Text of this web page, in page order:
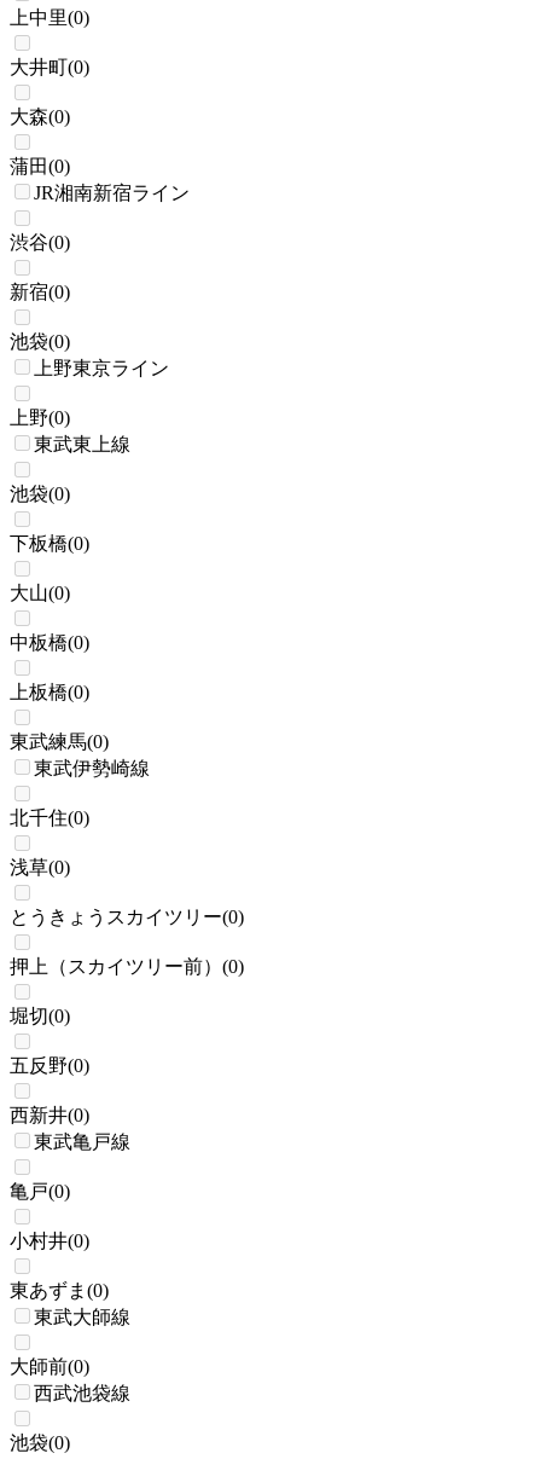
上中里(0)
大井町(0)
大森(0)
蒲田(0)
JR湘南新宿ライン
渋谷(0)
新宿(0)
池袋(0)
上野東京ライン
上野(0)
東武東上線
池袋(0)
下板橋(0)
大山(0)
中板橋(0)
上板橋(0)
東武練馬(0)
東武伊勢崎線
北千住(0)
浅草(0)
とうきょうスカイツリー(0)
押上（スカイツリー前） (0)
堀切(0)
五反野(0)
西新井(0)
東武亀戸線
亀戸(0)
小村井(0)
東あずま (0)
東武大師線
大師前(0)
西武池袋線
池袋(0)